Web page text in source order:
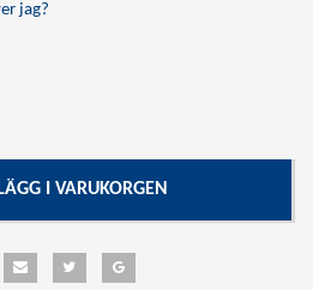
jag?
LÄGG I VARUKORGEN